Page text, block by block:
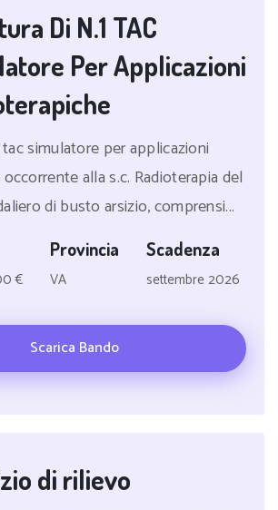
Di N.1 TAC
Per Applicazioni
tac simulatore per applicazioni
alla s.c. Radioterapia del
di busto arsizio, comprensi...
€
Provincia
VA
Scadenza
settembre 2026
Scarica Bando
di rilievo